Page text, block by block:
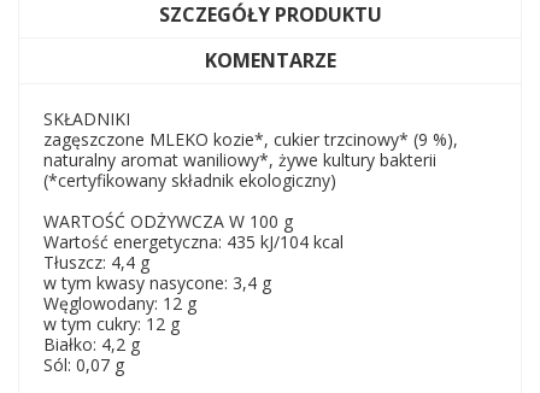
SZCZEGÓŁY PRODUKTU
KOMENTARZE
SKŁADNIKI
zagęszczone MLEKO kozie*, cukier trzcinowy* (9 %),
naturalny aromat waniliowy*, żywe kultury bakterii
(*certyfikowany składnik ekologiczny)
WARTOŚĆ ODŻYWCZA W 100 g
Wartość energetyczna: 435 kJ/104 kcal
Tłuszcz: 4,4 g
w tym kwasy nasycone: 3,4 g
Węglowodany: 12 g
w tym cukry: 12 g
Białko: 4,2 g
Sól: 0,07 g